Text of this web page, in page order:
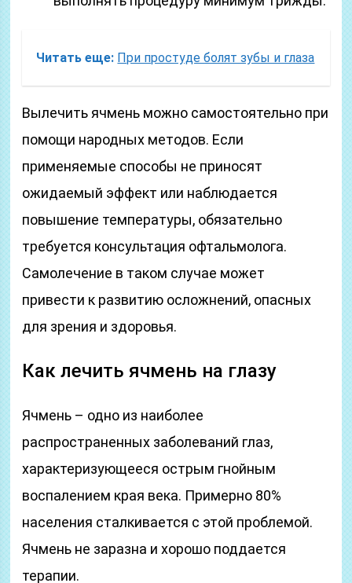
Читать еще: При простуде болят зубы и глаза
Вылечить ячмень можно самостоятельно при
помощи народных методов. Если
применяемые способы не приносят
ожидаемый эффект или наблюдается
повышение температуры, обязательно
требуется консультация офтальмолога.
Самолечение в таком случае может
привести к развитию осложнений, опасных
для зрения и здоровья.
Как лечить ячмень на глазу
Ячмень – одно из наиболее
распространенных заболеваний глаз,
характеризующееся острым гнойным
воспалением края века. Примерно 80%
населения сталкивается с этой проблемой.
Ячмень не заразна и хорошо поддается
терапии.